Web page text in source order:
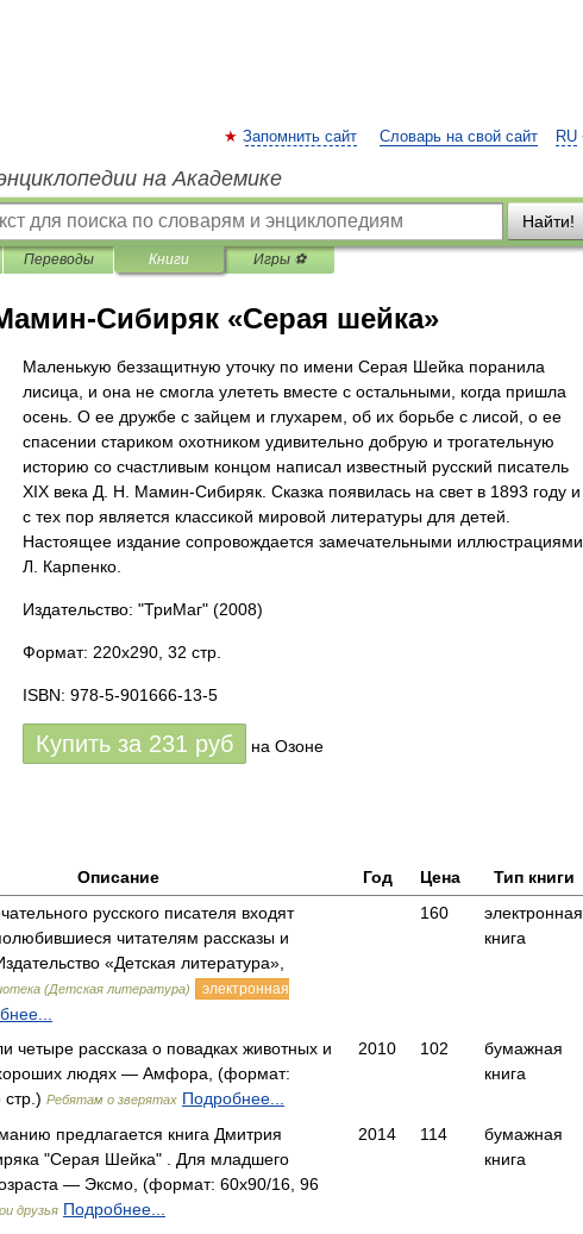
RU
Запомнить сайт Словарь на свой сайт
на Академике
Найти!
Переводы Книги Игры ⚽
Сибиряк «Серая шейка»
Маленькую беззащитную уточку по имени Серая Шейка поранила
лисица, и она не смогла улететь вместе с остальными, когда пришла
осень. О ее дружбе с зайцем и глухарем, об их борьбе с лисой, о ее
спасении стариком охотником удивительно добрую и трогательную
историю со счастливым концом написал известный русский писатель
XIX века Д. Н. Мамин-Сибиряк. Сказка появилась на свет в 1893 году и
с тех пор является классикой мировой литературы для детей.
Настоящее издание сопровождается замечательными иллюстрациями
Л. Карпенко.
Издательство: "ТриМаг" (2008)
Формат: 220x290, 32 стр.
ISBN: 978-5-901666-13-5
Купить за 231 руб на Озоне
Описание Год Цена
Тип книги
русского писателя входят
читателям рассказы и
«Детская литература»,
(Детская литература)
электронная
160
электронная
книга
четыре рассказа о повадках животных и
людях — Амфора, (формат:
Ребятам о зверятах Подробнее...
2010 102
бумажная
книга
предлагается книга Дмитрия
"Серая Шейка" . Для младшего
— Эксмо, (формат: 60x90/16, 96
друзья Подробнее...
2014 114
бумажная
книга